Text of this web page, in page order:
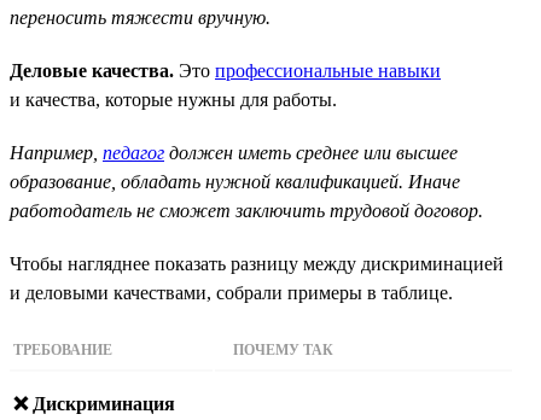
переносить тяжести вручную.
Деловые качества. Это профессиональные навыки
и качества, которые нужны для работы.
Например, педагог должен иметь среднее или высшее
образование, обладать нужной квалификацией. Иначе
работодатель не сможет заключить трудовой договор.
Чтобы нагляднее показать разницу между дискриминацией
и деловыми качествами, собрали примеры в таблице.
ТРЕБОВАНИЕ ПОЧЕМУ ТАК
❌ Дискриминация